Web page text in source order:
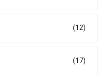
(12)
(17)